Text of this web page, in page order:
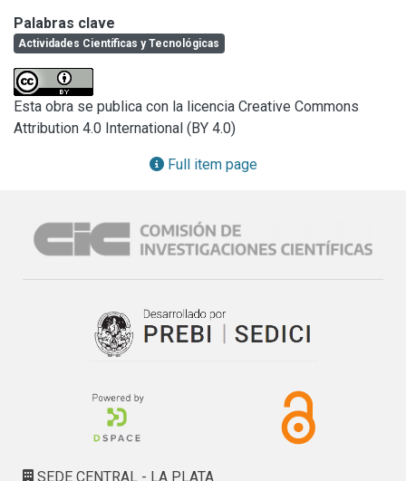
Palabras clave
Actividades Científicas y Tecnológicas
Esta obra se publica con la licencia Creative Commons
Attribution 4.0 International (BY 4.0)
Full item page
SEDE CENTRAL - LA PLATA